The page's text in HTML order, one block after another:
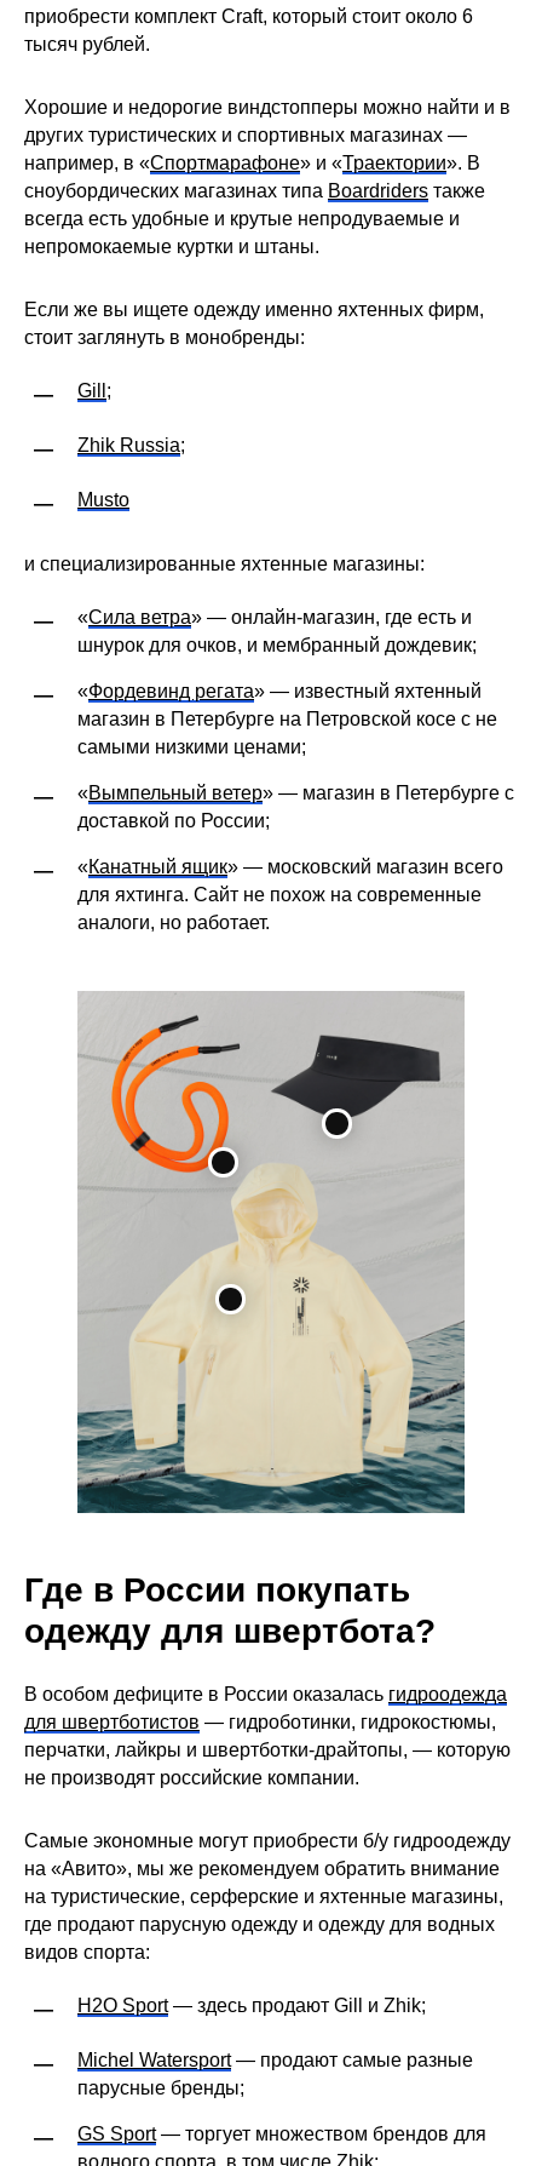
приобрести комплект Craft, который стоит около 6
тысяч рублей.
Хорошие и недорогие виндстопперы можно найти и в
других туристических и спортивных магазинах —
например, в «Спортмарафоне» и «Траектории». В
сноубордических магазинах типа Boardriders также
всегда есть удобные и крутые непродуваемые и
непромокаемые куртки и штаны.
Если же вы ищете одежду именно яхтенных фирм,
стоит заглянуть в монобренды:
— Gill ;
— Zhik Russia;
— Musto
и специализированные яхтенные магазины:
— «Сила ветра» — онлайн-магазин, где есть и
шнурок для очков, и мембранный дождевик;
— «Фордевинд регата» — известный яхтенный
магазин в Петербурге на Петровской косе с не
самыми низкими ценами;
— «Вымпельный ветер» — магазин в Петербурге с
доставкой по России;
— «Канатный ящик» — московский магазин всего
для яхтинга. Сайт не похож на современные
аналоги, но работает.
Где в России покупать
одежду для швертбота?
В особом дефиците в России оказалась гидроодежда
для швертботистов — гидроботинки, гидрокостюмы,
перчатки, лайкры и швертботки-драйтопы, — которую
не производят российские компании.
Самые экономные могут приобрести б/у гидроодежду
на «Авито», мы же рекомендуем обратить внимание
на туристические, серферские и яхтенные магазины,
где продают парусную одежду и одежду для водных
видов спорта:
— H2O Sport— здесь продают Gill и Zhik;
— Michel Watersport— продают самые разные
парусные бренды;
— GS Sport— торгует множеством брендов для
водного спорта, в том числе Zhik;